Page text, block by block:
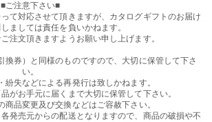
■ご注意下さい■
て対応させて頂きますが、カタログギフトのお届け
ましては責任を負いかねます。
注文頂きますようお願い申し上げます。
換券）と同様のものですので、大切に保管して下さ
い。
紛失などによる再発行は致しかねます。
がお手元に届くまで大切に保管して下さい。
商品変更及び交換などはご容赦下さい。
発売元からの配送となりますので、商品の破損や不